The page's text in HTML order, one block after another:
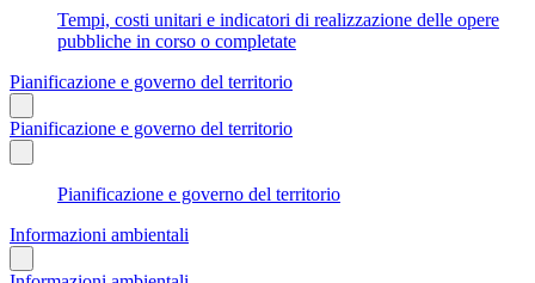
Tempi, costi unitari e indicatori di realizzazione delle opere
pubbliche in corso o completate
Pianificazione e governo del territorio
Pianificazione e governo del territorio
Pianificazione e governo del territorio
Informazioni ambientali